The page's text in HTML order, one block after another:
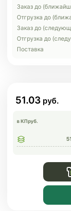
Заказ до
Отгрузка до
Заказ до
Отгрузка до
Поставка
51.03
в КПруб.